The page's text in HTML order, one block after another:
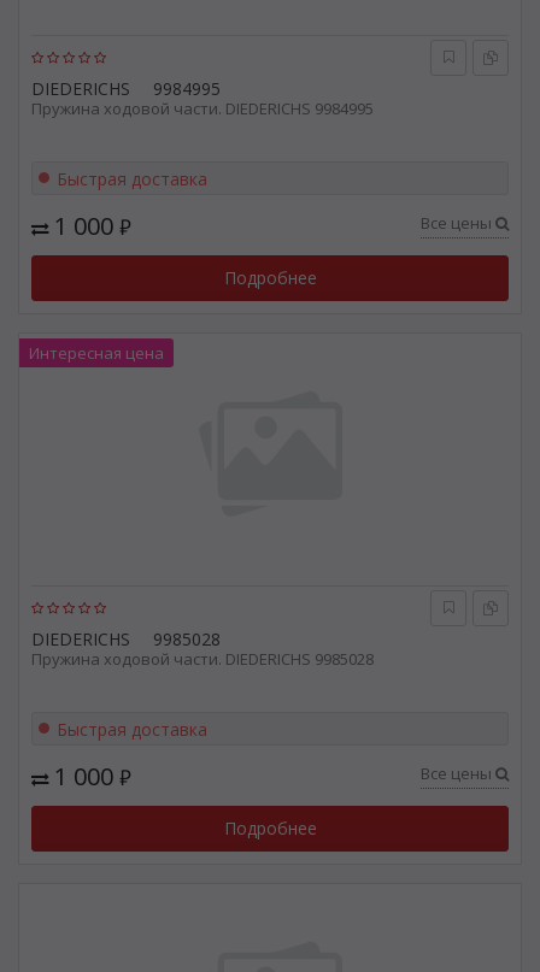
DIEDERICHS 9984995
Пружина ходовой части. DIEDERICHS 9984995
Быстрая доставка
1 000 ₽ Все цены
Подробнее
DIEDERICHS 9985028
Пружина ходовой части. DIEDERICHS 9985028
Интересная цена
Быстрая доставка
1 000 ₽ Все цены
Подробнее